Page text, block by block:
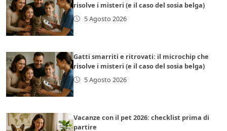
risolve i misteri (e il caso del sosia belga)
5 Agosto 2026
Gatti smarriti e ritrovati: il microchip che
risolve i misteri (e il caso del sosia belga)
5 Agosto 2026
Vacanze con il pet 2026: checklist prima di
partire